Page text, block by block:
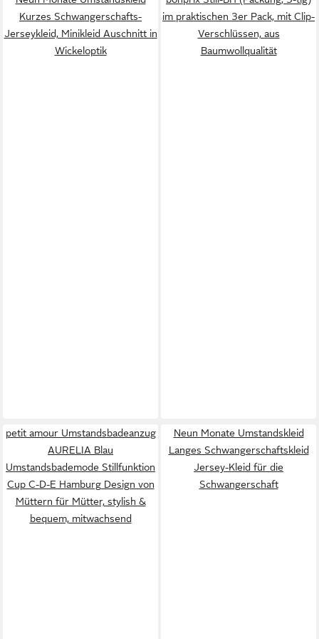
Kurzes Schwangerschafts-
Jerseykleid, Minikleid Auschnitt in
Wickeloptik
im praktischen 3er Pack, mit Clip-
Verschlüssen, aus
Baumwollqualität
petit amour Umstandsbadeanzug
AURELIA Blau
Umstandsbademode Stillfunktion
Cup C-D-E Hamburg Design von
Müttern für Mütter, stylish &
bequem, mitwachsend
Neun Monate Umstandskleid
Langes Schwangerschaftskleid
Jersey-Kleid für die
Schwangerschaft